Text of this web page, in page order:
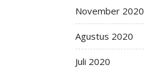
November 2020
Agustus 2020
Juli 2020